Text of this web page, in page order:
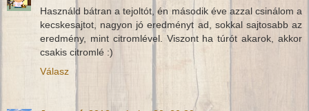
Használd bátran a tejoltót, én második éve azzal csinálom a
kecskesajtot, nagyon jó eredményt ad, sokkal sajtosabb az
eredmény, mint citromlével. Viszont ha túrót akarok, akkor
csakis citromlé :)
Válasz